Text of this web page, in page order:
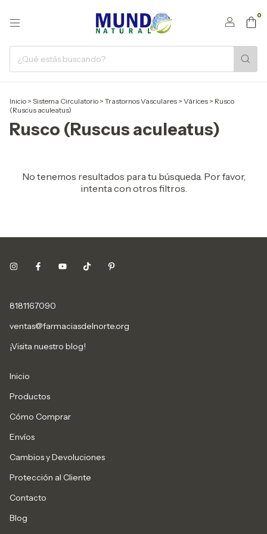
0
Inicio > Sistema Circulatorio > Trastornos Vasculares > Várices > Rusco
(Ruscus aculeatus)
Rusco (Ruscus aculeatus)
No tenemos resultados para tu búsqueda. Por favor,
intenta con otros filtros.
8181167090
ventas@farmaciasdelnorte.org
¡Visita nuestro blog!
Inicio
Productos
Cómo Comprar
Envíos
Cambios y Devoluciones
Protección al Cliente
Contacto
Blog